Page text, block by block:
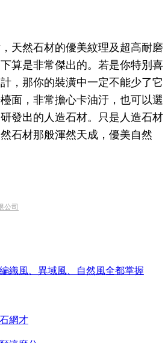
天然石材的優美紋理及超高耐磨
算是非常傑出的。若是你特別喜
，那你的裝潢中一定不能少了它
面，非常擔心卡油汙，也可以選
發出的人造石材。只是人造石材
石材那般渾然天成，優美自然
公司
織風、異域風、自然風全都掌握
網才